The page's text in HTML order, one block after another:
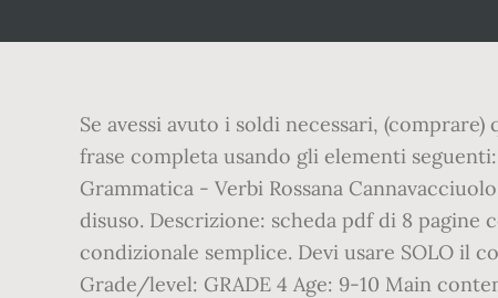
Se avessi avuto i soldi necessari,
frase completa usando gli elementi
Grammatica - Verbi Rossana
disuso. Descrizione: scheda pdf di 8
condizionale semplice. Devi usare SOLO il
Grade/level: GRADE 4 Age: 9-10 Main